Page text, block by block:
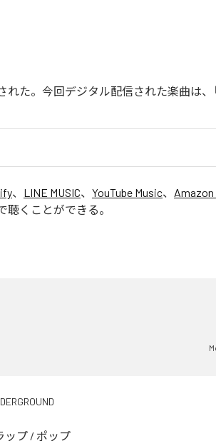
れた。今回デジタル配信された楽曲は、
、 LINE MUSIC、 YouTube Music、
くことができる。
ップ / ポップ